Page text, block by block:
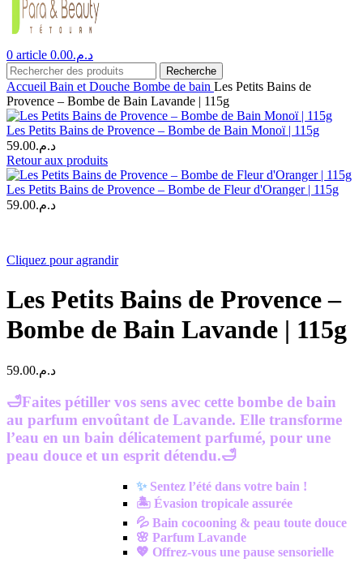
0 article د.م.0.00
Recherche
Accueil Bain et Douche Bombe de bain Les Petits Bains de
Provence – Bombe de Bain Lavande | 115g
Les Petits Bains de Provence – Bombe de Bain Monoï | 115g
د.م.59.00
Retour aux produits
Les Petits Bains de Provence – Bombe de Fleur d'Oranger | 115g
د.م.59.00
Cliquez pour agrandir
Les Petits Bains de Provence –
Bombe de Bain Lavande | 115g
د.م.59.00
🛁Faites pétiller vos sens avec cette bombe de bain
au parfum envoûtant de Lavande. Elle transforme
l’eau en un bain délicatement parfumé, pour une
peau douce et un esprit détendu.🛁
✨Sentez l’été dans votre bain !
🏝️ Évasion tropicale assurée
💦 Bain cocooning & peau toute douce
🌸 Parfum Lavande
💖 Offrez-vous une pause sensorielle